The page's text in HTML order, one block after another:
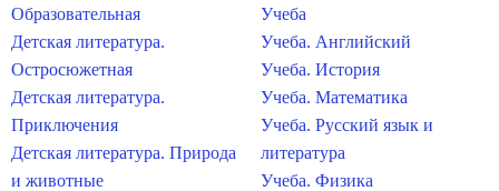
Образовательная
Детская литература.
Остросюжетная
Детская литература.
Приключения
Детская литература. Природа
и животные
Учеба
Учеба. Английский
Учеба. История
Учеба. Математика
Учеба. Русский язык и
литература
Учеба. Физика